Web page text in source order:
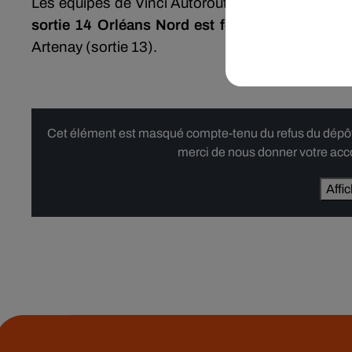
Les équipes de Vinci Autoroutes indiquent que
sortie 14 Orléans Nord est fermée
, les
Artenay (sortie 13).
Cet élément est masqué compte-tenu du refus du
merci de nous donner votre